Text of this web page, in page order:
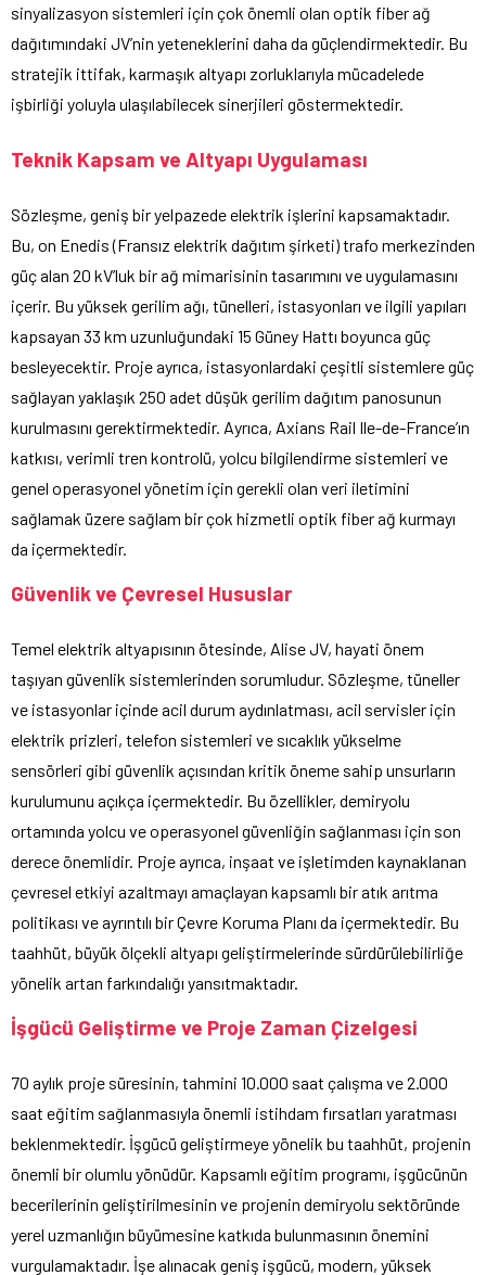
sinyalizasyon sistemleri için çok önemli olan optik fiber ağ
dağıtımındaki JV’nin yeteneklerini daha da güçlendirmektedir. Bu
stratejik ittifak, karmaşık altyapı zorluklarıyla mücadelede
işbirliği yoluyla ulaşılabilecek sinerjileri göstermektedir.
Teknik Kapsam ve Altyapı Uygulaması
Sözleşme, geniş bir yelpazede elektrik işlerini kapsamaktadır.
Bu, on Enedis (Fransız elektrik dağıtım şirketi) trafo merkezinden
güç alan 20 kV’luk bir ağ mimarisinin tasarımını ve uygulamasını
içerir. Bu yüksek gerilim ağı, tünelleri, istasyonları ve ilgili yapıları
kapsayan 33 km uzunluğundaki 15 Güney Hattı boyunca güç
besleyecektir. Proje ayrıca, istasyonlardaki çeşitli sistemlere güç
sağlayan yaklaşık 250 adet düşük gerilim dağıtım panosunun
kurulmasını gerektirmektedir. Ayrıca, Axians Rail Ile-de-France’ın
katkısı, verimli tren kontrolü, yolcu bilgilendirme sistemleri ve
genel operasyonel yönetim için gerekli olan veri iletimini
sağlamak üzere sağlam bir çok hizmetli optik fiber ağ kurmayı
da içermektedir.
Güvenlik ve Çevresel Hususlar
Temel elektrik altyapısının ötesinde, Alise JV, hayati önem
taşıyan güvenlik sistemlerinden sorumludur. Sözleşme, tüneller
ve istasyonlar içinde acil durum aydınlatması, acil servisler için
elektrik prizleri, telefon sistemleri ve sıcaklık yükselme
sensörleri gibi güvenlik açısından kritik öneme sahip unsurların
kurulumunu açıkça içermektedir. Bu özellikler, demiryolu
ortamında yolcu ve operasyonel güvenliğin sağlanması için son
derece önemlidir. Proje ayrıca, inşaat ve işletimden kaynaklanan
çevresel etkiyi azaltmayı amaçlayan kapsamlı bir atık arıtma
politikası ve ayrıntılı bir Çevre Koruma Planı da içermektedir. Bu
taahhüt, büyük ölçekli altyapı geliştirmelerinde sürdürülebilirliğe
yönelik artan farkındalığı yansıtmaktadır.
İşgücü Geliştirme ve Proje Zaman Çizelgesi
70 aylık proje süresinin, tahmini 10.000 saat çalışma ve 2.000
saat eğitim sağlanmasıyla önemli istihdam fırsatları yaratması
beklenmektedir. İşgücü geliştirmeye yönelik bu taahhüt, projenin
önemli bir olumlu yönüdür. Kapsamlı eğitim programı, işgücünün
becerilerinin geliştirilmesinin ve projenin demiryolu sektöründe
yerel uzmanlığın büyümesine katkıda bulunmasının önemini
vurgulamaktadır. İşe alınacak geniş işgücü, modern, yüksek